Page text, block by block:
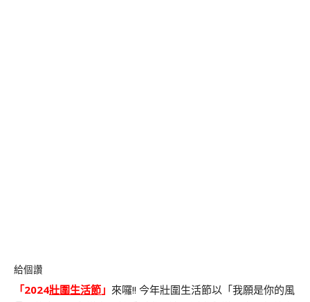
給個讚
「2024壯圍生活節 」 來囉!! 今年壯圍生活節以「我願是你的風